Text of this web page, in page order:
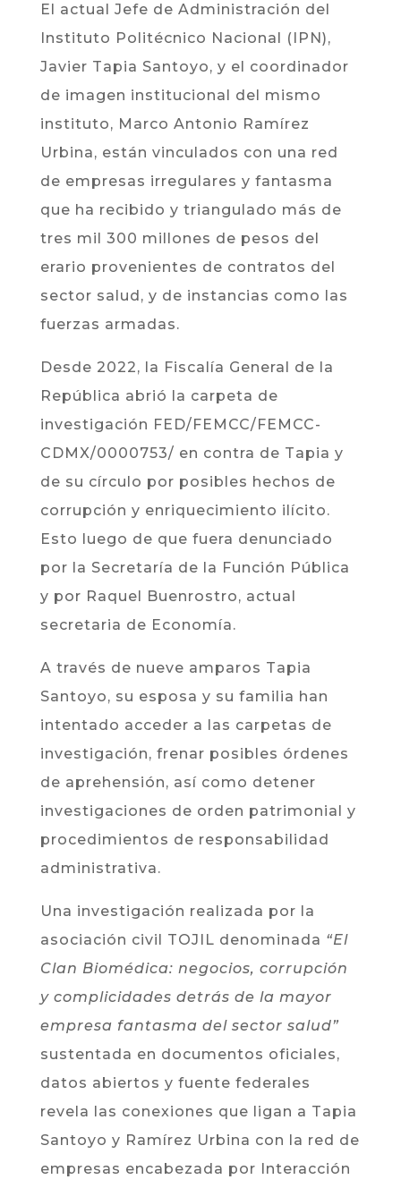
El actual Jefe de Administración del
Instituto Politécnico Nacional (IPN),
Javier Tapia Santoyo, y el coordinador
de imagen institucional del mismo
instituto, Marco Antonio Ramírez
Urbina, están vinculados con una red
de empresas irregulares y fantasma
que ha recibido y triangulado más de
tres mil 300 millones de pesos del
erario provenientes de contratos del
sector salud, y de instancias como las
fuerzas armadas.
Desde 2022, la Fiscalía General de la
República abrió la carpeta de
investigación FED/FEMCC/FEMCC-
CDMX/0000753/ en contra de Tapia y
de su círculo por posibles hechos de
corrupción y enriquecimiento ilícito.
Esto luego de que fuera denunciado
por la Secretaría de la Función Pública
y por Raquel Buenrostro, actual
secretaria de Economía.
A través de nueve amparos Tapia
Santoyo, su esposa y su familia han
intentado acceder a las carpetas de
investigación, frenar posibles órdenes
de aprehensión, así como detener
investigaciones de orden patrimonial y
procedimientos de responsabilidad
administrativa.
Una investigación realizada por la
asociación civil TOJIL denominada “El
Clan Biomédica: negocios, corrupción
y complicidades detrás de la mayor
empresa fantasma del sector salud”
sustentada en documentos oficiales,
datos abiertos y fuente federales
revela las conexiones que ligan a Tapia
Santoyo y Ramírez Urbina con la red de
empresas encabezada por Interacción